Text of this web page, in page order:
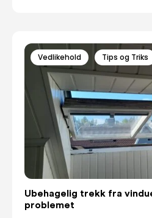
Vedlikehold Tips og Triks
Ubehagelig trekk fra
problemet